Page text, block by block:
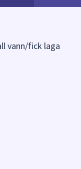
något
vann/fick laga